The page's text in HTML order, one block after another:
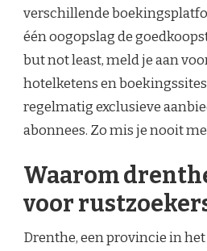
verschillende
één oogopslag de
but not least, meld je aan
hotelketens en
regelmatig exclusieve
abonnees. Zo mis je nooit
Waarom
voor
Drenthe, een provincie in